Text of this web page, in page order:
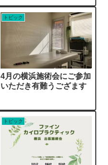
トピック
4月の横浜施術会にご参加
いただき有難うござます
トピック